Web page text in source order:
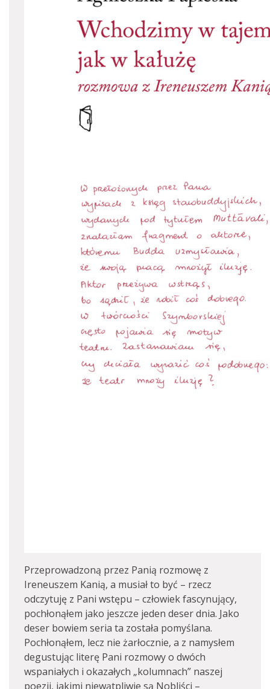
Przeprowadzoną przez Panią rozmowę z
Ireneuszem Kanią, a musiał to być – rzecz
odczytuję z Pani wstępu – człowiek fascynujący,
pochłonąłem jako jeszcze jeden deser dnia. Jako
deser bowiem seria ta została pomyślana.
Pochłonąłem, lecz nie żarłocznie, a z namysłem
degustując literę Pani rozmowy o dwóch
wspaniałych i okazałych „kolumnach” naszej
poezji, jakimi niewątpliwie są Nobliści –